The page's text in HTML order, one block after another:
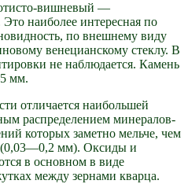
вишневый —
наиболее интересная по
по внешнему виду
венецианскому стеклу. В
не наблюдается. Камень
мм.
отличается наибольшей
распределением минералов-
которых заметно мельче, чем
(0,03—0,2 мм). Оксиды и
в основном в виде
между зернами кварца.